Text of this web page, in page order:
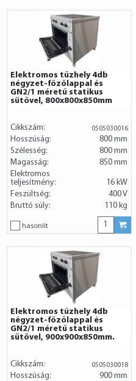
Elektromos tűzhely 4db
négyzet-főzőlappal és
GN2/1 méretű statikus
sütővel, 800x800x850mm
Cikkszám: 0505030016
Hosszúság:
800 mm
Szélesség:
800 mm
Magasság:
850 mm
Elektromos
teljesítmény:
16 kW
Feszültség:
400 V
Bruttó súly:
110 kg
hasonlít
Elektromos tűzhely 4db
négyzet-főzőlappal és
GN2/1 méretű statikus
sütővel, 900x900x850mm.
Cikkszám: 0505030018
Hosszúság: 900 mm